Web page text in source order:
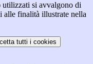
utilizzati si avvalgono di
alle finalità illustrate nella
tutti i cookies